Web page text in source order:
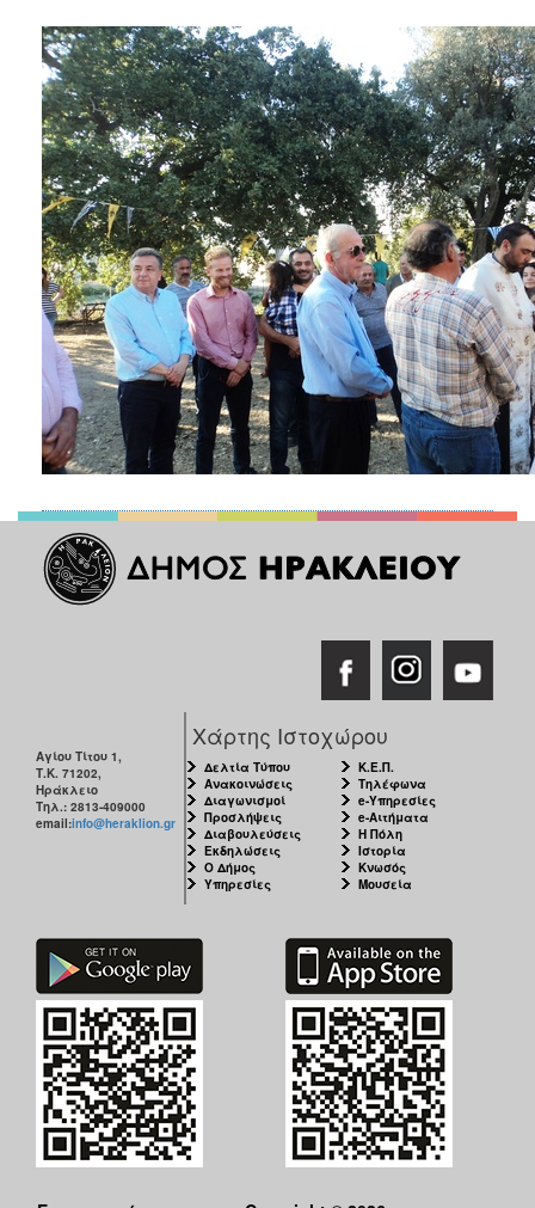
Αγίου Τίτου 1,
Τ.Κ. 71202,
Ηράκλειο
Τηλ.: 2813-409000
email:info@heraklion.gr
Χάρτης Ιστοχώρου
Δελτία Τύπου
Ανακοινώσεις
Διαγωνισμοί
Προσλήψεις
Διαβουλεύσεις
Εκδηλώσεις
Ο Δήμος
Υπηρεσίες
Κ.Ε.Π.
Τηλέφωνα
e-Υπηρεσίες
e-Αιτήματα
Η Πόλη
Ιστορία
Κνωσός
Μουσεία